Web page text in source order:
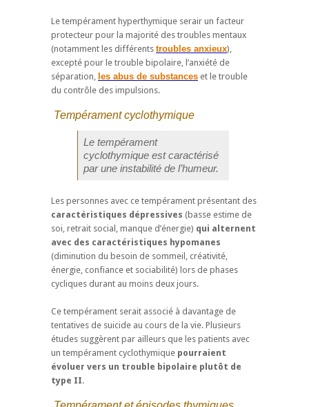
Le tempérament hyperthymique serair un facteur
protecteur pour la majorité des troubles mentaux
(notamment les différents troubles anxieux),
excepté pour le trouble bipolaire, l’anxiété de
séparation, les abus de substances et le trouble
du contrôle des impulsions.
Tempérament cyclothymique
Le tempérament
cyclothymique est caractérisé
par une instabilité de l’humeur.
Les personnes avec ce tempérament présentant des
caractéristiques dépressives (basse estime de
soi, retrait social, manque d’énergie) qui alternent
avec des caractéristiques hypomanes
(diminution du besoin de sommeil, créativité,
énergie, confiance et sociabilité) lors de phases
cycliques durant au moins deux jours.
Ce tempérament serait associé à davantage de
tentatives de suicide au cours de la vie. Plusieurs
études suggèrent par ailleurs que les patients avec
un tempérament cyclothymique pourraient
évoluer vers un trouble bipolaire plutôt de
type II.